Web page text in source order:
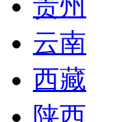
云南
西藏
陕西